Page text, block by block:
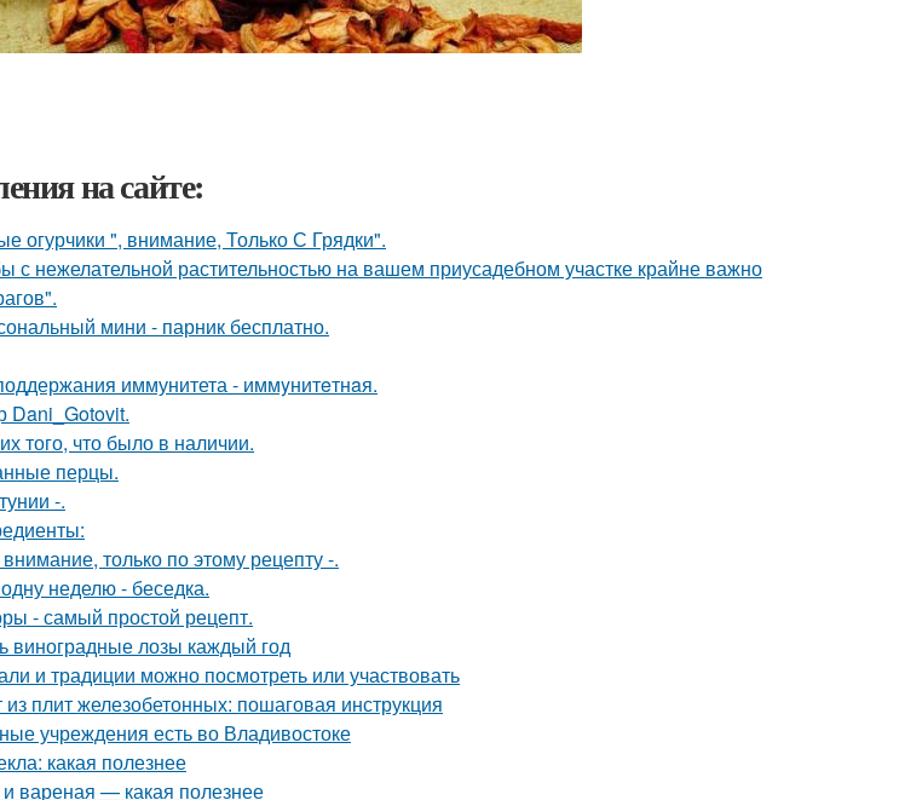
на сайте:
огурчики ", внимание, Только С Грядки".
с нежелательной растительностью на вашем приусадебном участке крайне важно
мини - парник бесплатно.
иммунитета - иммyнитeтнaя.
Dani_Gotovit.
того, что было в наличии.
перцы.
-.
только по этому рецепту -.
неделю - беседка.
- самый простой рецепт.
виноградные лозы каждый год
и традиции можно посмотреть или участвовать
плит железобетонных: пошаговая инструкция
учреждения есть во Владивостоке
какая полезнее
вареная — какая полезнее